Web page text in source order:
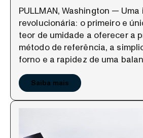
PULLMAN, Washington —
revolucionária: o primeiro e
teor de umidade a oferecer a
método de referência, a
forno e a rapidez de uma
Saiba mais